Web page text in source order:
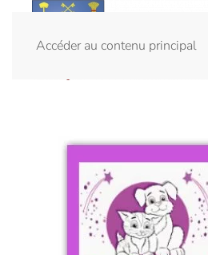
Accéder au contenu principal